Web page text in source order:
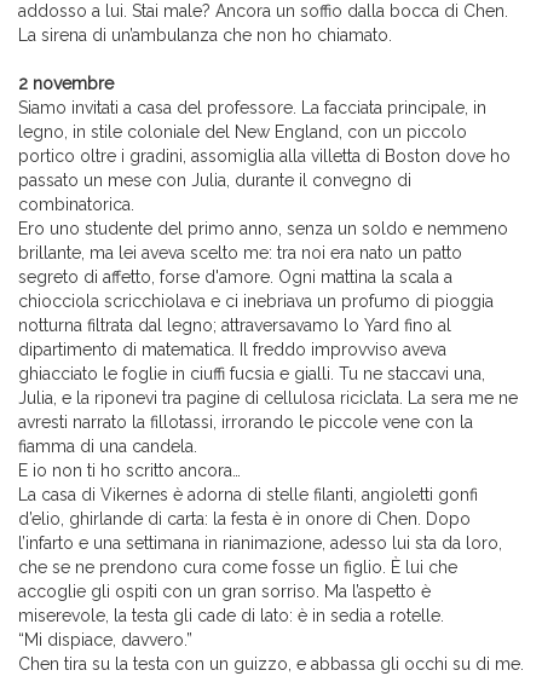
addosso a lui. Stai male? Ancora un soffio dalla bocca di Chen.
La sirena di un’ambulanza che non ho chiamato.
2 novembre
Siamo invitati a casa del professore. La facciata principale, in
legno, in stile coloniale del New England, con un piccolo
portico oltre i gradini, assomiglia alla villetta di Boston dove ho
passato un mese con Julia, durante il convegno di
combinatorica.
Ero uno studente del primo anno, senza un soldo e nemmeno
brillante, ma lei aveva scelto me: tra noi era nato un patto
segreto di affetto, forse d'amore. Ogni mattina la scala a
chiocciola scricchiolava e ci inebriava un profumo di pioggia
notturna filtrata dal legno; attraversavamo lo Yard fino al
dipartimento di matematica. Il freddo improvviso aveva
ghiacciato le foglie in ciuffi fucsia e gialli. Tu ne staccavi una,
Julia, e la riponevi tra pagine di cellulosa riciclata. La sera me ne
avresti narrato la fillotassi, irrorando le piccole vene con la
fiamma di una candela.
E io non ti ho scritto ancora…
La casa di Vikernes è adorna di stelle filanti, angioletti gonfi
d’elio, ghirlande di carta: la festa è in onore di Chen. Dopo
l’infarto e una settimana in rianimazione, adesso lui sta da loro,
che se ne prendono cura come fosse un figlio. È lui che
accoglie gli ospiti con un gran sorriso. Ma l’aspetto è
miserevole, la testa gli cade di lato: è in sedia a rotelle.
“Mi dispiace, davvero.”
Chen tira su la testa con un guizzo, e abbassa gli occhi su di me.